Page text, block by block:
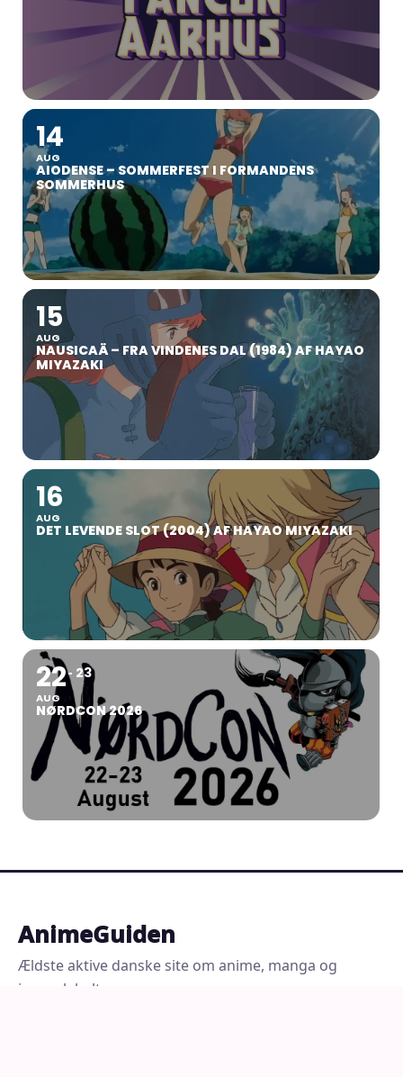
14
AUG
AIODENSE – SOMMERFEST I FORMANDENS
SOMMERHUS
15
AUG
NAUSICAÄ – FRA VINDENES DAL (1984) AF HAYAO
MIYAZAKI
16
AUG
DET LEVENDE SLOT (2004) AF HAYAO MIYAZAKI
22
AUG
23
NØRDCON 2026
AnimeGuiden
Ældste aktive danske site om anime, manga og
japansk kultur